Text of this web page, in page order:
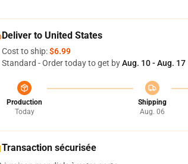
Deliver to United States
Cost to ship:$6.99
Standard - Order today to get byAug. 10 - Aug. 17
Production
Today
Shipping
Aug. 06
Transaction sécurisée